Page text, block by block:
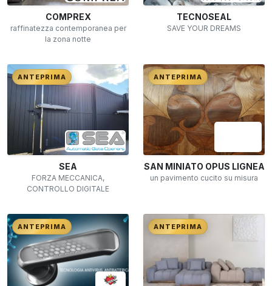
COMPREX
raffinatezza contemporanea per
la zona notte
TECNOSEAL
SAVE YOUR DREAMS
ANTEPRIMA
SEA
FORZA MECCANICA,
CONTROLLO DIGITALE
ANTEPRIMA
SAN MINIATO OPUS LIGNEA
un pavimento cucito su misura
ANTEPRIMA ANTEPRIMA